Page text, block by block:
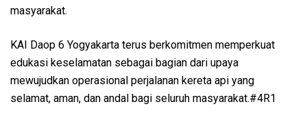
masyarakat.
KAI Daop 6 Yogyakarta terus berkomitmen memperkuat
edukasi keselamatan sebagai bagian dari upaya
mewujudkan operasional perjalanan kereta api yang
selamat, aman, dan andal bagi seluruh masyarakat.#4R1